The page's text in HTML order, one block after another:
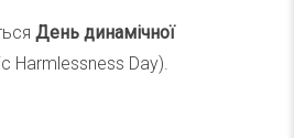
День динамічної
Harmlessness Day).